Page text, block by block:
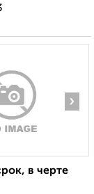
›
в черте